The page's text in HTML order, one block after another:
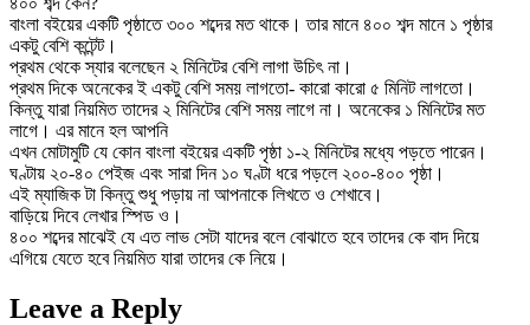
বাংলা বইয়ের একটি পৃষ্ঠাতে ৩০০ শব্দের মত থাকে। তার মানে ৪০০ শব্দ মানে ১ পৃষ্ঠার
একটু বেশি কন্টেন্ট।
প্রথম থেকে স্যার বলেছেন ২ মিনিটের বেশি লাগা উচিৎ না।
প্রথম দিকে অনেকের ই একটু বেশি সময় লাগতো- কারো কারো ৫ মিনিট লাগতো।
কিন্তু যারা নিয়মিত তাদের ২ মিনিটের বেশি সময় লাগে না। অনেকের ১ মিনিটের মত
লাগে। এর মানে হল আপনি
এখন মোটামুটি যে কোন বাংলা বইয়ের একটি পৃষ্ঠা ১-২ মিনিটের মধ্যে পড়তে পারেন।
ঘণ্টায় ২০-৪০ পেইজ এবং সারা দিন ১০ ঘণ্টা ধরে পড়লে ২০০-৪০০ পৃষ্ঠা।
এই ম্যাজিক টা কিন্তু শুধু পড়ায় না আপনাকে লিখতে ও শেখাবে।
বাড়িয়ে দিবে লেখার স্পিড ও।
৪০০ শব্দের মাঝেই যে এত লাভ সেটা যাদের বলে বোঝাতে হবে তাদের কে বাদ দিয়ে
এগিয়ে যেতে হবে নিয়মিত যারা তাদের কে নিয়ে।
Leave a Reply